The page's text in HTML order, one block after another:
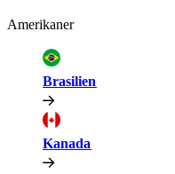
Amerikaner​​
Brasilien​​
Kanada​​